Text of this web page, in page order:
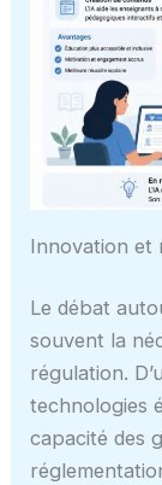
Innovation et
Le débat
souvent la
régulation.
technologies
capacité des